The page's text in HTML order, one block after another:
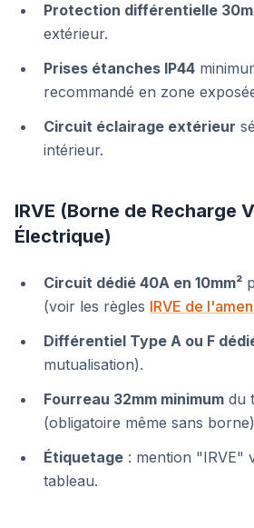
Protection différentielle
extérieur.
Prises étanches IP44
recommandé en zone
Circuit éclairage extérieur
intérieur.
IRVE (Borne de Recharge
Électrique)
Circuit dédié 40A en 10mm²
(voir les règles IRVE de
Différentiel Type A ou F
mutualisation).
Fourreau 32mm minimum du
(obligatoire même sans
Étiquetage : mention "IRVE"
tableau.